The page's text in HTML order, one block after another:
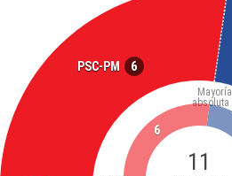
PSC-PM 6
11
Mayoría
absoluta
6